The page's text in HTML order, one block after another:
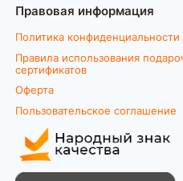
Правовая информация
Политика конфиденциальности
Правила использования
сертификатов
Оферта
Пользовательское соглашение